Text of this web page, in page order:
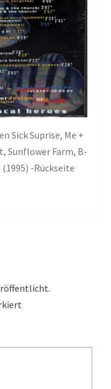
Sick Suprise, Me +
Sunflower Farm, B-
(1995) -Rückseite